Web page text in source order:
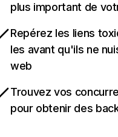
plus important de
Repérez les liens
les avant qu'ils ne
web
Trouvez vos
pour obtenir des